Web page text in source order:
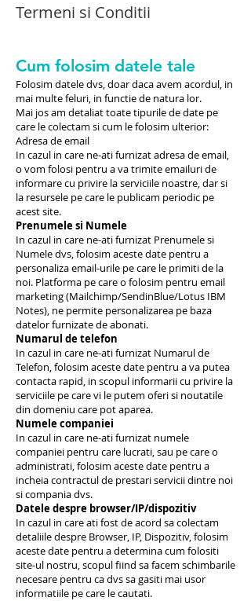
Termeni si Conditii
Cum folosim datele tale
​Folosim datele dvs, doar daca avem acordul, in
mai multe feluri, in functie de natura lor.
Mai jos am detaliat toate tipurile de date pe
care le colectam si cum le folosim ulterior:
Adresa de email
In cazul in care ne-ati furnizat adresa de email,
o vom folosi pentru a va trimite emailuri de
informare cu privire la serviciile noastre, dar si
la resursele pe care le publicam periodic pe
acest site.
Prenumele si Numele
In cazul in care ne-ati furnizat Prenumele si
Numele dvs, folosim aceste date pentru a
personaliza email-urile pe care le primiti de la
noi. Platforma pe care o folosim pentru email
marketing (Mailchimp/SendinBlue/Lotus IBM
Notes), ne permite personalizarea pe baza
datelor furnizate de abonati.
Numarul de telefon
In cazul in care ne-ati furnizat Numarul de
Telefon, folosim aceste date pentru a va putea
contacta rapid, in scopul informarii cu privire la
serviciile pe care vi le putem oferi si noutatile
din domeniu care pot aparea.
Numele companiei
In cazul in care ne-ati furnizat numele
companiei pentru care lucrati, sau pe care o
administrati, folosim aceste date pentru a
incheia contractul de prestari servicii dintre noi
si compania dvs.
Datele despre browser/IP/dispozitiv
In cazul in care ati fost de acord sa colectam
detaliile despre Browser, IP, Dispozitiv, folosim
aceste date pentru a determina cum folositi
site-ul nostru, scopul fiind sa facem schimbarile
necesare pentru ca dvs sa gasiti mai usor
informatiile pe care le cautati.